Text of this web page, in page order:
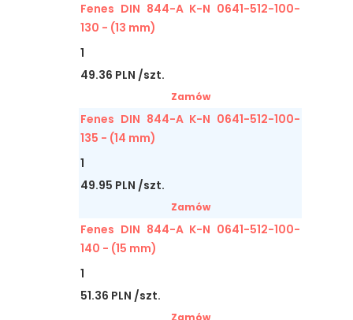
Fenes DIN 844-A K-N 0641-512-100-
130 - (13 mm)
1
49.36 PLN /szt.
Zamów
Fenes DIN 844-A K-N 0641-512-100-
135 - (14 mm)
1
49.95 PLN /szt.
Zamów
Fenes DIN 844-A K-N 0641-512-100-
140 - (15 mm)
1
51.36 PLN /szt.
Zamów